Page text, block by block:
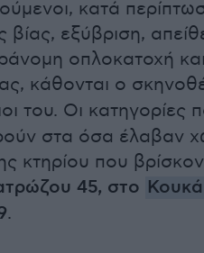
κατά
εξύβριση,
οπλοκατοχή
κάθονται ο
του. Οι κατηγορίες
στα όσα έλαβαν
κτηρίου που
45, στο
.